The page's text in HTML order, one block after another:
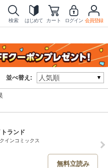
検索 はじめて カート ログイン 会員登録
並べ替え:
ランド
インコミックス
無料立読み